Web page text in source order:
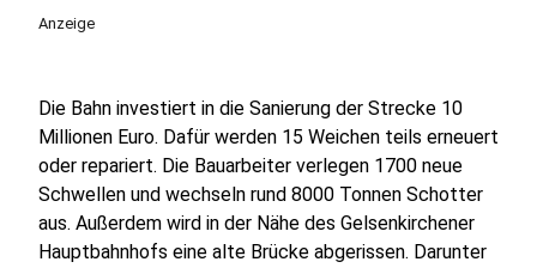
Anzeige
Die Bahn investiert in die Sanierung der Strecke 10
Millionen Euro. Dafür werden 15 Weichen teils erneuert
oder repariert. Die Bauarbeiter verlegen 1700 neue
Schwellen und wechseln rund 8000 Tonnen Schotter
aus. Außerdem wird in der Nähe des Gelsenkirchener
Hauptbahnhofs eine alte Brücke abgerissen. Darunter